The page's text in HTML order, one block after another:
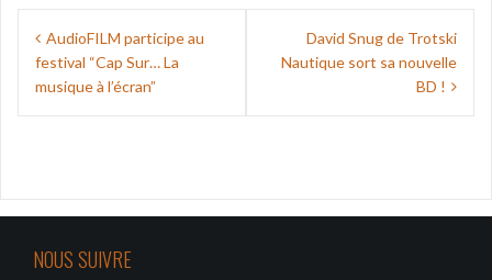
Navigation
de
l’article
AudioFILM participe au
festival “Cap Sur… La
musique à l’écran”
David Snug de Trotski
Nautique sort sa nouvelle
BD !
NOUS SUIVRE